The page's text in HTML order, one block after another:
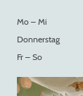
Mo – Mi
Donnerstag
Fr – So